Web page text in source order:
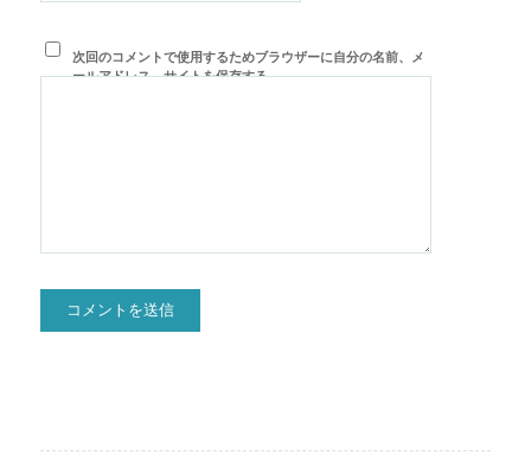
次回のコメントで使用するためブラウザーに自分の名前、メ
ールアドレス、サイトを保存する。